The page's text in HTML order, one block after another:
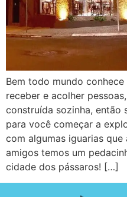
Bem todo mundo
receber e acolher
construída sozinha, então
para você começar a
com algumas iguarias
amigos temos um
cidade dos pássaros! […]